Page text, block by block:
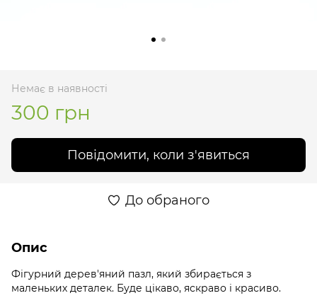
Немає в наявності
300 грн
Повідомити, коли з'явиться
До обраного
Опис
Фігурний дерев'яний пазл, який збирається з
маленьких деталек. Буде цікаво, яскраво і красиво.